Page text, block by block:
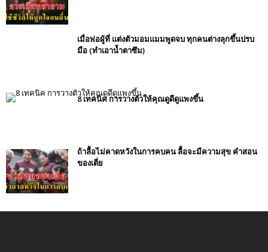
เมื่อพ่อผู้ที่ แต่งตัวมอมแมมพูดจบ ทุกคนต่างลุกขึ้นปรบ
มือ (ทำเอาน้ำตาซึม)
8 เทคนิค การวางตัวให้คุณดูดีดูแพงขึ้น
ถ้าลื้อไม่คาดหวังในการคบคน ลื้อจะมีความสุข คำสอน
ของเตี่ย